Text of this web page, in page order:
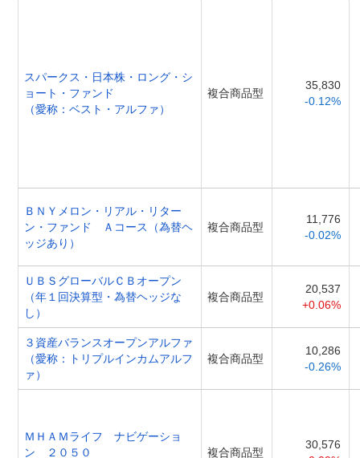
スパークス・日本株・ロング・シ
ョート・ファンド
（愛称：ベスト・アルファ）
複合商品型
35,830
-0.12%
ＢＮＹメロン・リアル・リター
ン・ファンド Ａコース（為替ヘ
ッジあり）
複合商品型
11,776
-0.02%
ＵＢＳグローバルＣＢオープン
（年１回決算型・為替ヘッジな
し）
複合商品型
20,537
+0.06%
３資産バランスオープンアルファ
（愛称：トリプルインカムアルフ
ァ）
複合商品型
10,286
-0.26%
ＭＨＡＭライフ ナビゲーショ
ン ２０５０
複合商品型
30,576